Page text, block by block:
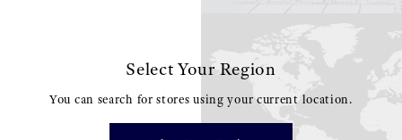
Select Your Region
You can search for stores using your current location.